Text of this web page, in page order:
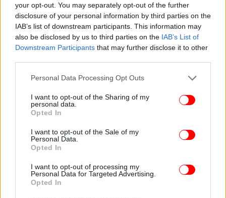
your opt-out. You may separately opt-out of the further
disclosure of your personal information by third parties on the
IAB’s list of downstream participants. This information may
also be disclosed by us to third parties on the IAB’s List of
Downstream Participants that may further disclose it to other
Please note that this website/app uses one or more Google
not limited to your visit or usage behaviour. You may click to
grant or deny consent to Google and its third-party tags to
use your data for below specified purposes in below Google
consent section.
Personal Data Processing Opt Outs
I want to opt-out of the Sharing of my
personal data.
Opted In
I want to opt-out of the Sale of my
Personal Data.
Opted In
I want to opt-out of processing my
Personal Data for Targeted Advertising.
Opted In